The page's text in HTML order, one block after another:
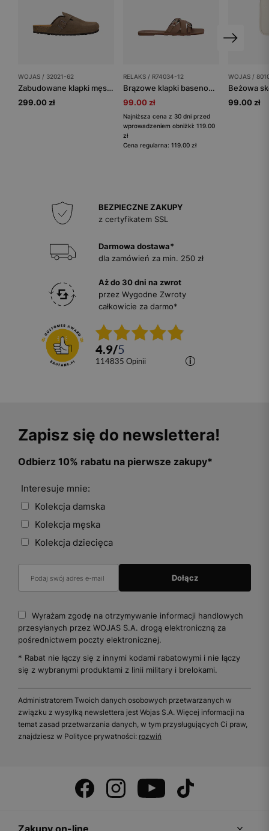
WOJAS / 32021-62
Zabudowane klapki męskie na korku
299.00 zł
RELAKS / R74034-12
Brązowe klapki basenowe RELAKS
99.00 zł
Najniższa cena z 30 dni przed
wprowadzeniem obniżki: 119.00
zł
Cena regularna: 119.00 zł
WOJAS /
99.00 zł
BEZPIECZNE ZAKUPY
z certyfikatem SSL
Darmowa dostawa*
dla zamówień za min. 250 zł
Aż do 30 dni na zwrot
przez Wygodne Zwroty
całkowicie za darmo*
4.9/5
114835 opinii
Zapisz się do newslettera!
Odbierz 10% rabatu na pierwsze zakupy*
Interesuje mnie:
Kolekcja damska
Kolekcja męska
Kolekcja dziecięca
Wyrażam zgodę na otrzymywanie informacji handlowych
przesyłanych przez WOJAS S.A. drogą elektroniczną za
pośrednictwem poczty elektronicznej.
* Rabat nie łączy się z innymi kodami rabatowymi i nie łączy
się z wybranymi produktami z linii military i brelokami.
Administratorem Twoich danych osobowych przetwarzanych w
związku z wysyłką newslettera jest Wojas S.A. Więcej informacji na
temat zasad przetwarzania danych, w tym przysługujących Ci praw,
znajdziesz w Polityce prywatności: rozwiń